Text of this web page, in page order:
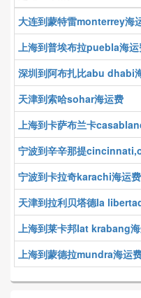
大连到蒙特雷monterrey海
上海到普埃布拉puebla海
深圳到阿布扎比abu dhabi
天津到索哈sohar海运费
上海到卡萨布兰卡
宁波到辛辛那提
宁波到卡拉奇karachi海运费
天津到拉利贝塔德la
上海到莱卡邦lat krabang
上海到蒙德拉mundra海运